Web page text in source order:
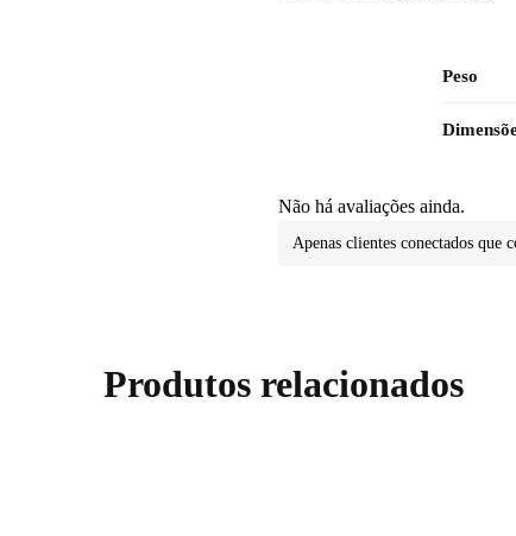
Peso
Não há avaliações ainda.
Apenas clientes conectados que
Produtos relacionados